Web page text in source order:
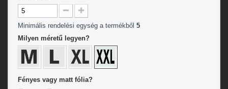
Minimális rendelési egység a termékből 5
Milyen méretű legyen?
Fényes vagy matt fólia?